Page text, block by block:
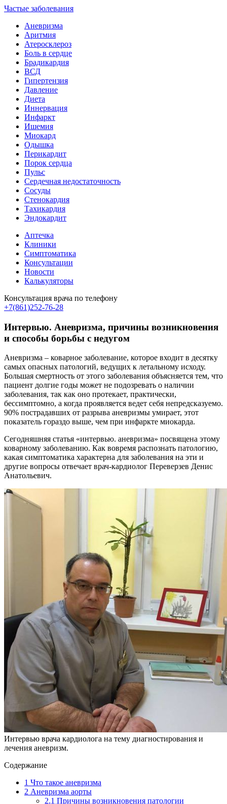
Частые заболевания
Аневризма
Аритмия
Атеросклероз
Боль в сердце
Брадикардия
ВСД
Гипертензия
Давление
Диета
Иннервация
Инфаркт
Ишемия
Миокард
Одышка
Перикардит
Порок сердца
Пульс
Сердечная недостаточность
Сосуды
Стенокардия
Тахикардия
Эндокардит
Аптечка
Клиники
Симптоматика
Консультации
Новости
Калькуляторы
Консультация врача по телефону
+7(861)252-76-28
Интервью. Аневризма, причины возникновения
и способы борьбы с недугом
Аневризма – коварное заболевание, которое входит в десятку
самых опасных патологий, ведущих к летальному исходу.
Большая смертность от этого заболевания объясняется тем, что
пациент долгие годы может не подозревать о наличии
заболевания, так как оно протекает, практически,
бессимптомно, а когда проявляется ведет себя непредсказуемо.
90% пострадавших от разрыва аневризмы умирает, этот
показатель гораздо выше, чем при инфаркте миокарда.
Сегодняшняя статья «интервью. аневризма» посвящена этому
коварному заболеванию. Как вовремя распознать патологию,
какая симптоматика характерна для заболевания на эти и
другие вопросы отвечает врач-кардиолог Переверзев Денис
Анатольевич.
Интервью врача кардиолога на тему диагностирования и
лечения аневризм.
Содержание
1 Что такое аневризма
2 Аневризма аорты
2.1 Причины возникновения патологии